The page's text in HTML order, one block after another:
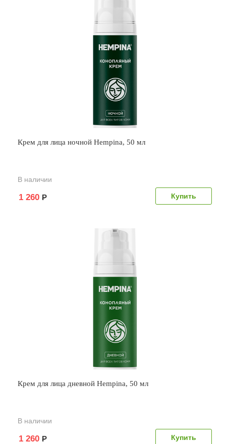
Крем для лица ночной Hempina, 50 мл
В наличии
1 260 Р
Крем для лица дневной Hempina, 50 мл
В наличии
1 260 Р